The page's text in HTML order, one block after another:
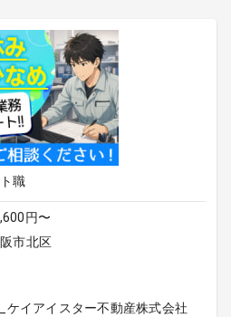
職
円〜
市北区
イアイスター不動産株式会社